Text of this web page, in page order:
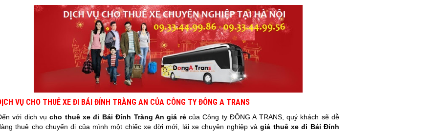
VỤ CHO THUÊ XE ĐI BÁI ĐÍNH TRÀNG AN CỦA CÔNG TY ĐÔNG A TRANS
với dịch vụcho thuê xe đi Bái Đính Tràng An giá rẻcủa Công ty ĐÔNG A TRANS, quý khách sẽ dễ
thuê cho chuyến đi của mình một chiếc xe đời mới, lái xe chuyên nghiệp vàgiá thuê xe đi Bái Đính